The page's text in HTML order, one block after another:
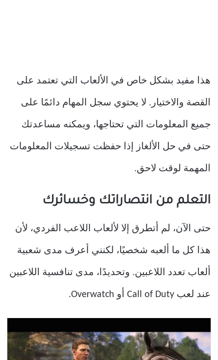
هذا مفيد بشكل خاص في الألعاب التي تعتمد على
القصة والاختيار. لا يحتوي سجل المهام دائمًا على
جميع المعلومات التي تحتاجها، ويمكنه مساعدتك
حتى في حل الألغاز إذا حفظت تسجيلات المعلومات
المهمة لوقت لاحق.
التعلم من انتصاراتك وخسائرك
حتى الآن، لم أتطرق إلا لألعاب اللاعب الفردي، لأن
هذا كل ما ألعبه شخصيًا، لكنني أعرف مدى شعبية
ألعاب تعدد اللاعبين. وتحديدًا، مدى تنافسية اللاعبين
عند لعب Call of Duty أو Overwatch.